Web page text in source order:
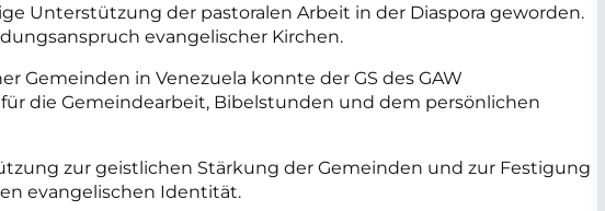
Unterstützung der pastoralen Arbeit in der Diaspora geworden.
evangelischer Kirchen.
Gemeinden in Venezuela konnte der GS des GAW
die Gemeindearbeit, Bibelstunden und dem persönlichen
zur geistlichen Stärkung der Gemeinden und zur Festigung
evangelischen Identität.